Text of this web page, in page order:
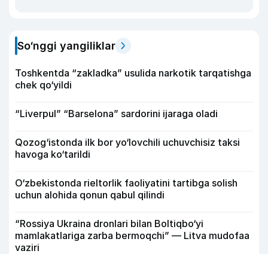
So‘nggi yangiliklar
Toshkentda “zakladka” usulida narkotik tarqatishga
chek qo‘yildi
“Liverpul” “Barselona” sardorini ijaraga oladi
Qozog‘istonda ilk bor yo‘lovchili uchuvchisiz taksi
havoga ko‘tarildi
O‘zbekistonda rieltorlik faoliyatini tartibga solish
uchun alohida qonun qabul qilindi
“Rossiya Ukraina dronlari bilan Boltiqbo‘yi
mamlakatlariga zarba bermoqchi” — Litva mudofaa
vaziri